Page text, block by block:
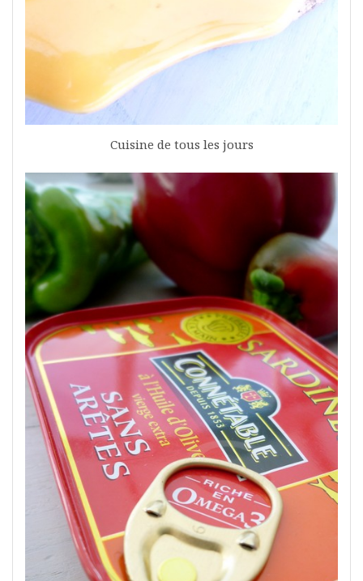
Cuisine de tous les jours